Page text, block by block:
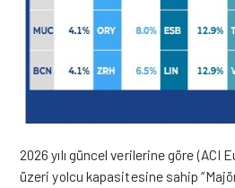
2026 yılı güncel verilerine göre (ACI
üzeri yolcu kapasitesine sahip